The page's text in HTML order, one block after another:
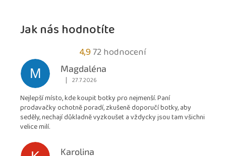
Jak nás hodnotíte
4,9Průměrné
hodnocení
obchodu
4,9
z
72 hodnocení
M
Magdaléna
Hodnocení obchodu je 5 z 5 hvězdiček.
| 27.7.2026
Nejlepší místo, kde koupit botky pro nejmenší. Paní
prodavačky ochotně poradí, zkušeně doporučí botky, aby
seděly, nechají důkladně vyzkoušet a vždycky jsou tam všichni
velice milí.
Karolina